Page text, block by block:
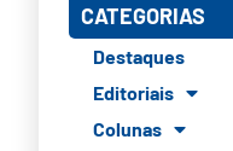
CATEGORIAS
Destaques
Editoriais
Colunas